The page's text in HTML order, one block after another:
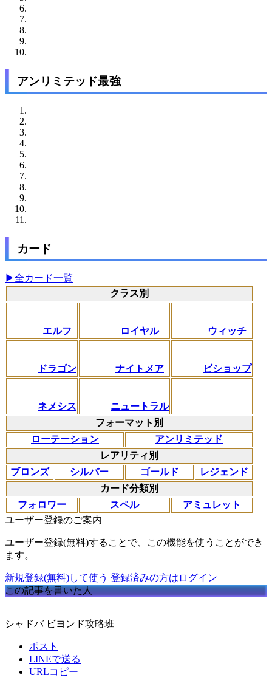
アンリミテッド最強
カード
▶全カード一覧
クラス別
エルフ ロイヤル ウィッチ
ドラゴン ナイトメア ビショップ
ネメシス
ニュートラル
フォーマット別
ローテーション
アンリミテッド
レアリティ別
ブロンズ
シルバー ゴールド
レジェンド
カード分類別
フォロワー
スペル
アミュレット
ユーザー登録のご案内
ユーザー登録(無料)することで、この機能を使うことができ
ます。
新規登録(無料)して使う 登録済みの方はログイン
この記事を書いた人
シャドバ ビヨンド攻略班
ポスト
LINEで送る
URLコピー